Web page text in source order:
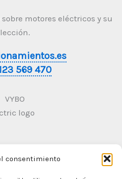
consentimiento
motores eléctricos y su
569 470
Politica de